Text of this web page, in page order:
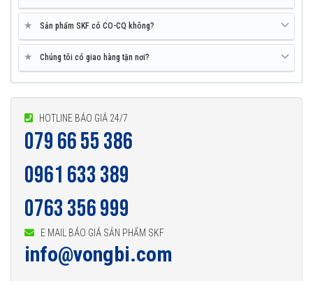
★ Sản phẩm SKF có CO-CQ không?
★ Chúng tôi có giao hàng tận nơi?
HOTLINE BÁO GIÁ 24/7
079 66 55 386
0961 633 389
0763 356 999
E MAIL BÁO GIÁ SẢN PHẨM SKF
info@vongbi.com